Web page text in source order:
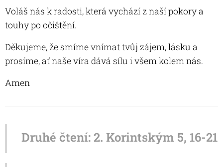
Voláš nás k radosti, která vychází z naší pokory a
touhy po očištění.
Děkujeme, že smíme vnímat tvůj zájem, lásku a
prosíme, ať naše víra dává sílu i všem kolem nás.
Amen
Druhé čtení: 2. Korintským 5, 16-21